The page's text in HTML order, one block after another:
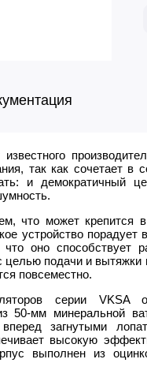
так как сочетает в
и демократичный
что может крепится
устройство порадует
оно способствует
целью подачи и вытяжки
повсеместно.
серии VKSA
50-мм минеральной
загнутыми
высокую
выполнен из